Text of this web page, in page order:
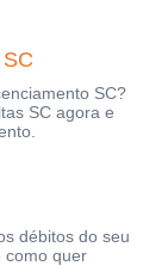
SC?
SC agora e
débitos do seu
como quer